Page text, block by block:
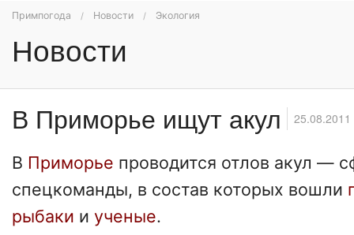
Примпогода Новости Экология
Новости
В Приморье ищут акул
В Приморье проводится отлов акул —
спецкоманды, в состав которых вошли
рыбаки и ученые.